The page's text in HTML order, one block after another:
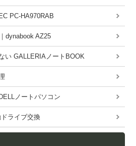
PC-HA970RAB
dynabook AZ25
い GALLERIAノートBOOK
ノートパソコン
ライブ交換